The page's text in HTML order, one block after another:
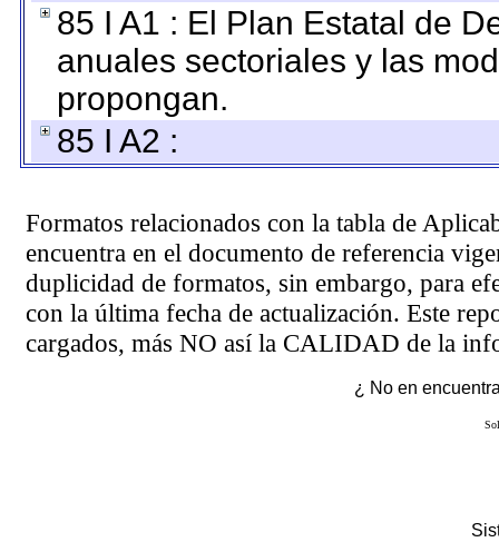
85 I A1 : El Plan Estatal de
anuales sectoriales y las
propongan.
85 I A2 :
Formatos relacionados con la tabla de
encuentra en el documento de referencia
duplicidad de formatos, sin embargo, para
con la última fecha de actualización. Este
cargados, más NO así la CALIDAD de la
¿ No en